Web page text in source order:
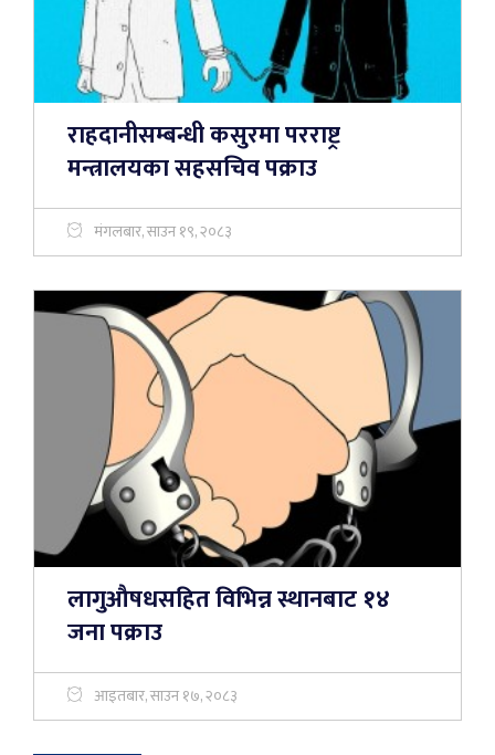
राहदानीसम्बन्धी कसुरमा परराष्ट्र
मन्त्रालयका सहसचिव पक्राउ
मंगलबार, साउन १९, २०८३
लागुऔषधसहित विभिन्न स्थानबाट १४
जना पक्राउ
आइतबार, साउन १७, २०८३